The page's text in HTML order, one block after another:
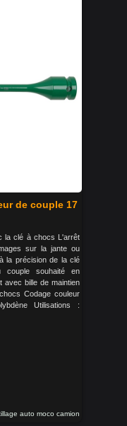
de couple 17
la clé à chocs L'arrêt
sur la jante ou
la précision de la clé
couple souhaité en
avec bille de maintien
Codage couleur
Utilisations :
auto moco camion